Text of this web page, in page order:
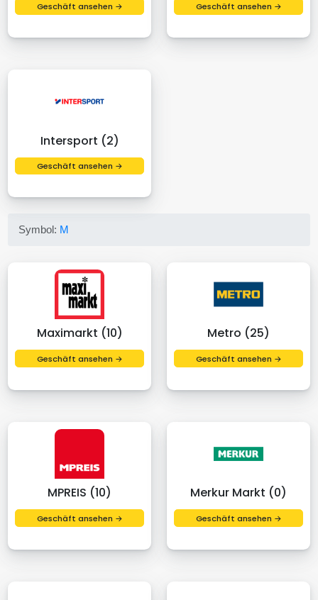
Geschäft ansehen → Geschäft ansehen →
Intersport (2)
Geschäft ansehen →
Symbol: M
Maximarkt (10)
Geschäft ansehen →
Metro (25)
Geschäft ansehen →
MPREIS (10)
Geschäft ansehen →
Merkur Markt (0)
Geschäft ansehen →